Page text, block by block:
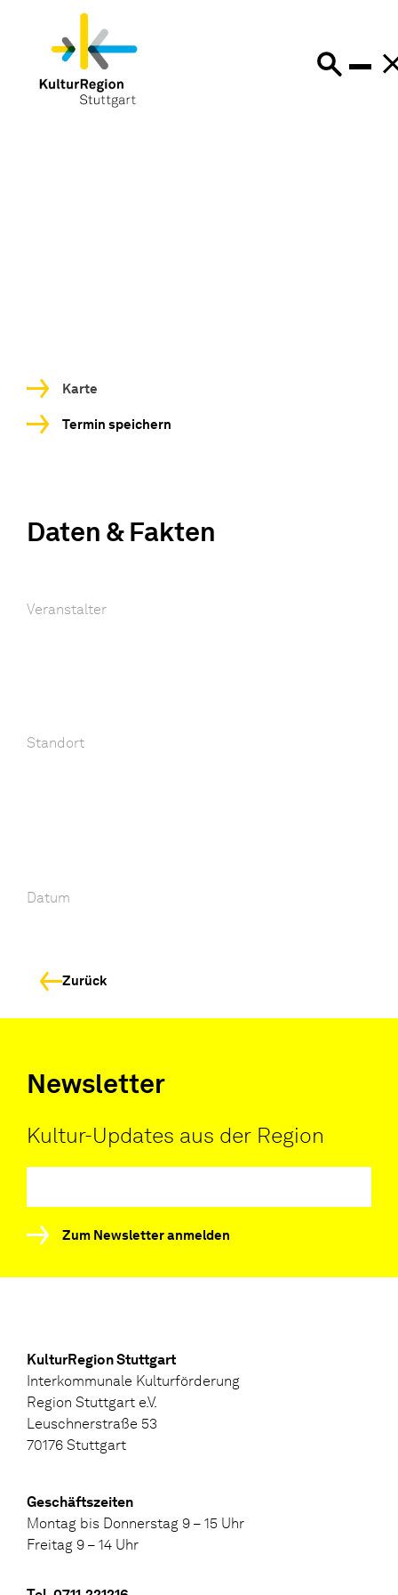
Karte
Termin speichern
Daten & Fakten
Veranstalter
Standort
Datum
Zurück
Newsletter
Kultur-Updates aus der Region
Zum Newsletter anmelden
KulturRegion Stuttgart
Interkommunale Kulturförderung
Region Stuttgart e.V.
Leuschnerstraße 53
70176 Stuttgart
Geschäftszeiten
Montag bis Donnerstag 9 – 15 Uhr
Freitag 9 – 14 Uhr